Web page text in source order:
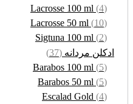
(4)
Lacrosse 100 ml
(10)
Lacrosse 50 ml
(2)
Sigtuna 100 ml
ادکلن مردانه (37)
(5)
Barabos 100 ml
(5)
Barabos 50 ml
(4)
Escalad Gold